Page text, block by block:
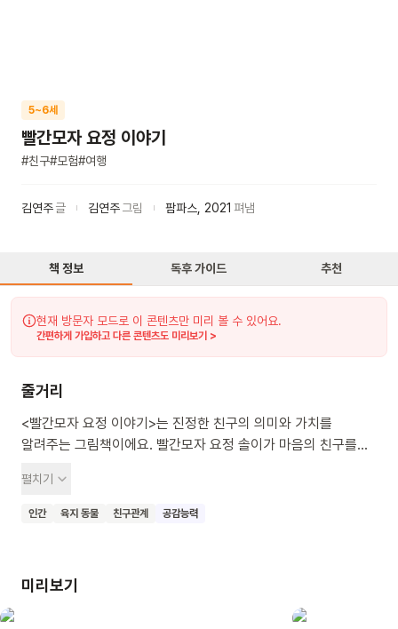
5~6세
빨간모자 요정 이야기
#친구#모험#여행
김연주글 김연주그림 팜파스 2021 펴냄
책 정보 독후 가이드 추천
현재 방문자 모드로 이 콘텐츠만 미리 볼 수 있어요.
간편하게 가입하고 다른 콘텐츠도 미리보기 >
줄거리
<빨간모자 요정 이야기>는 진정한 친구의 의미와 가치를
알려주는 그림책이에요. 빨간모자 요정 솔이가 마음의 친구를
결국 진심 어린 위로로 평생을 함께할 친구를 만나게 돼요. 이
책은 모험을 통해 성장하는 주인공의 모습과 함께, 진정한 우정의
기대해요.
펼치기
인간 육지 동물 친구관계 공감능력
미리보기